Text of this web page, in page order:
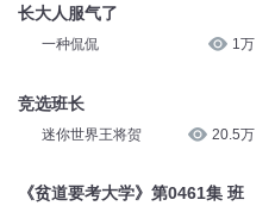
长大人服气了
一种侃侃 1万
竞选班长
迷你世界王将贺 20.5万
《贫道要考大学》第0461集 班